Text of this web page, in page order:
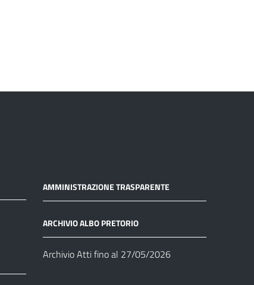
AMMINISTRAZIONE TRASPARENTE
ARCHIVIO ALBO PRETORIO
Archivio Atti fino al 27/05/2026